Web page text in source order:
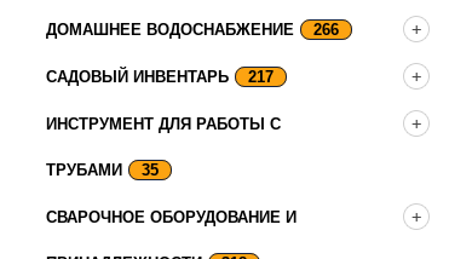
ДОМАШНЕЕ ВОДОСНАБЖЕНИЕ 266
САДОВЫЙ ИНВЕНТАРЬ 217
ИНСТРУМЕНТ ДЛЯ РАБОТЫ С
ТРУБАМИ 35
СВАРОЧНОЕ ОБОРУДОВАНИЕ И